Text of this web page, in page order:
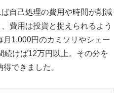
自己処理の費用や時間が削減
費用は投資と捉えられるよう
1,000円のカミソリやシェー
続けば12万円以上。その分を
できました。